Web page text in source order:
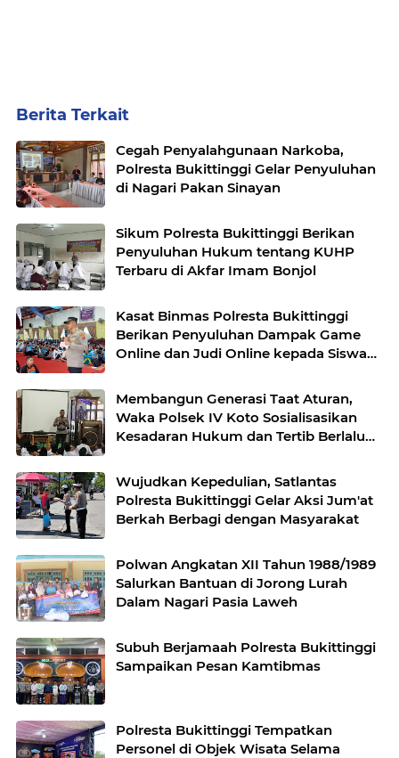
Berita Terkait
Cegah Penyalahgunaan Narkoba,
Polresta Bukittinggi Gelar Penyuluhan
di Nagari Pakan Sinayan
Sikum Polresta Bukittinggi Berikan
Penyuluhan Hukum tentang KUHP
Terbaru di Akfar Imam Bonjol
Kasat Binmas Polresta Bukittinggi
Berikan Penyuluhan Dampak Game
Online dan Judi Online kepada Siswa
Membangun Generasi Taat Aturan,
Waka Polsek IV Koto Sosialisasikan
Kesadaran Hukum dan Tertib Berlalu
Wujudkan Kepedulian, Satlantas
Polresta Bukittinggi Gelar Aksi Jum'at
Berkah Berbagi dengan Masyarakat
Polwan Angkatan XII Tahun 1988/1989
Salurkan Bantuan di Jorong Lurah
Dalam Nagari Pasia Laweh
Subuh Berjamaah Polresta Bukittinggi
Sampaikan Pesan Kamtibmas
Polresta Bukittinggi Tempatkan
Personel di Objek Wisata Selama